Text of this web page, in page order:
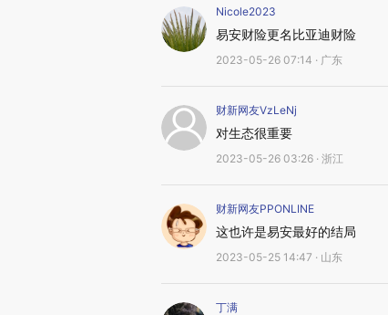
Nicole2023
易安财险更名比亚迪财险
2023-05-26 07:14 · 广东
财新网友VzLeNj
对生态很重要
2023-05-26 03:26 · 浙江
财新网友PPONLINE
这也许是易安最好的结局
2023-05-25 14:47 · 山东
丁满